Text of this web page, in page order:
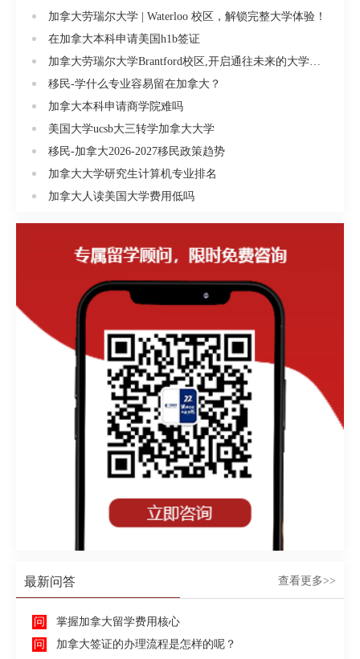
加拿大劳瑞尔大学 | Waterloo 校区，解锁完整大学体验！
在加拿大本科申请美国h1b签证
加拿大劳瑞尔大学Brantford校区,开启通往未来的大学生活!
移民-学什么专业容易留在加拿大？
加拿大本科申请商学院难吗
美国大学ucsb大三转学加拿大大学
移民-加拿大2026-2027移民政策趋势
加拿大大学研究生计算机专业排名
加拿大人读美国大学费用低吗
最新问答 查看更多>>
掌握加拿大留学费用核心
加拿大签证的办理流程是怎样的呢？